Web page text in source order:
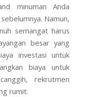
minuman Anda
Namun,
semangat harus
besar yang
investasi untuk
biaya untuk
rekrutmen
rumit.